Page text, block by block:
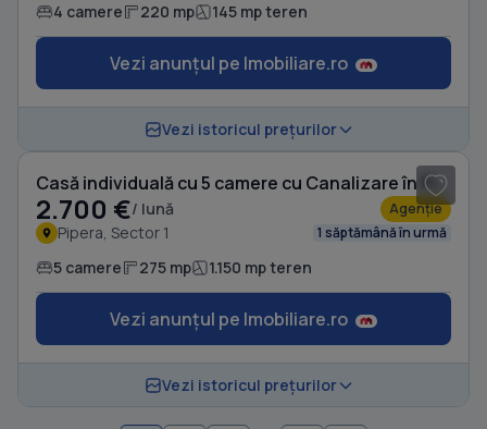
4 camere 220 mp 145 mp teren
Vezi anunțul pe Imobiliare.ro
Vezi istoricul prețurilor
Casă individuală cu 5 camere cu Canalizare în Pipera
2.700 €/ lună Agenție
Pipera, Sector 1 1 săptămână în urmă
5 camere 275 mp 1.150 mp teren
Vezi anunțul pe Imobiliare.ro
Vezi istoricul prețurilor